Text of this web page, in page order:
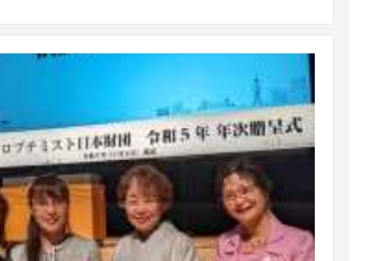
会と未来に貢献する優れた研究などを行っ
者、および女性研究者の活躍を推進してい
るもので、第5回となる本年度は令和5年4
日までの期間に募集し、外部有識者から
による審査を経て、輝く女性研究者賞の受
、令和5年11月19日
ムセンタービルで開催され、太田教授は橋
JST）から賞状が授与されました。 賞牌
〇輝く女性研究